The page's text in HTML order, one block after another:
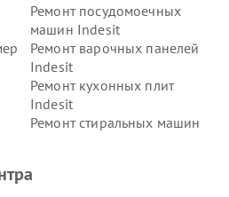
Ремонт посудомоечных
машин Indesit
Ремонт варочных панелей
Indesit
Ремонт кухонных плит
Indesit
Ремонт стиральных машин
Indesit